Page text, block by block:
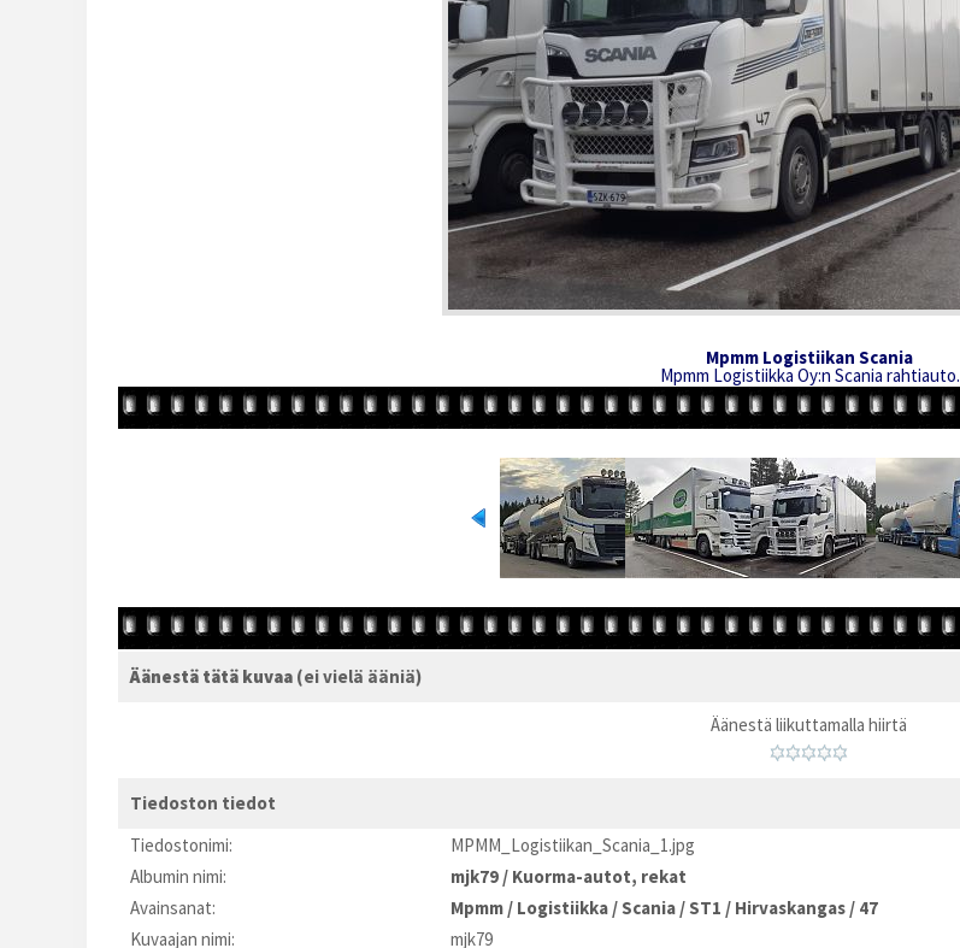
Mpmm Logistiikan Scania
Mpmm Logistiikka Oy:n Scania rahtiauto.
Äänestä tätä kuvaa (ei vielä ääniä)
Äänestä liikuttamalla hiirtä
Tiedoston tiedot
Tiedostonimi:
MPMM_Logistiikan_Scania_1.jpg
Albumin nimi:
mjk79 / Kuorma-autot, rekat
Avainsanat:
Mpmm / Logistiikka /Scania /ST1 / Hirvaskangas / 47
Kuvaajan nimi:
mjk79